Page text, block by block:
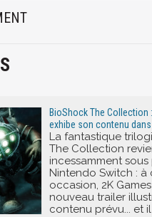
BioShock The Collection
exhibe son contenu
La fantastique
The Collection
incessamment sous
Nintendo Switch : à
occasion, 2K
nouveau trailer
contenu prévu... et